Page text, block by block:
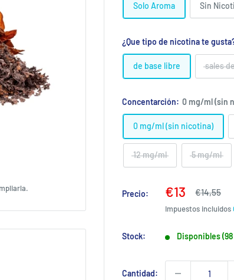
Solo Aroma Sin
¿Que tipo de nicotina te
de base libre sales
Concentarción: 0 mg/ml (sin
0 mg/ml (sin nicotina)
12 mg/ml 5 mg/ml
Precio:
Precio
de
venta
€13
Precio
€14,55
Impuestos incluidos
Stock: Disponibles
Cantidad: